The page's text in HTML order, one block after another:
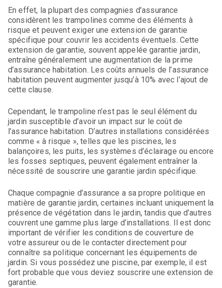
En effet, la plupart des compagnies d’assurance
considèrent les trampolines comme des éléments à
risque et peuvent exiger une extension de garantie
spécifique pour couvrir les accidents éventuels. Cette
extension de garantie, souvent appelée garantie jardin,
entraîne généralement une augmentation de la prime
d’assurance habitation. Les coûts annuels de l’assurance
habitation peuvent augmenter jusqu’à 10% avec l’ajout de
cette clause.
Cependant, le trampoline n’est pas le seul élément du
jardin susceptible d’avoir un impact sur le coût de
l’assurance habitation. D’autres installations considérées
comme « à risque », telles que les piscines, les
balançoires, les puits, les systèmes d’éclairage ou encore
les fosses septiques, peuvent également entraîner la
nécessité de souscrire une garantie jardin spécifique.
Chaque compagnie d’assurance a sa propre politique en
matière de garantie jardin, certaines incluant uniquement la
présence de végétation dans le jardin, tandis que d’autres
couvrent une gamme plus large d’installations. Il est donc
important de vérifier les conditions de couverture de
votre assureur ou de le contacter directement pour
connaître sa politique concernant les équipements de
jardin. Si vous possédez une piscine, par exemple, il est
fort probable que vous deviez souscrire une extension de
garantie.